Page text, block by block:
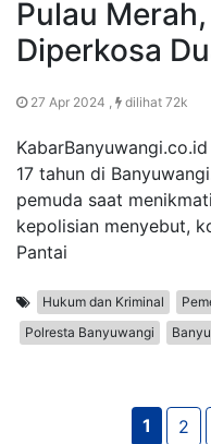
Pulau
Diperkosa
27 Apr 2024 , dilihat 72k
17 tahun di
pemuda saat
kepolisian menyebut,
Pantai
Hukum dan Kriminal
Polresta Banyuwangi
1 2